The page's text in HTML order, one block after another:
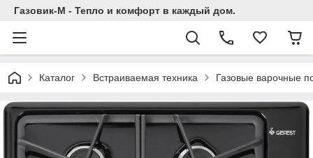
Газовик-М - Тепло и комфорт в каждый дом.
Каталог Встраиваемая техника Газовые варочные